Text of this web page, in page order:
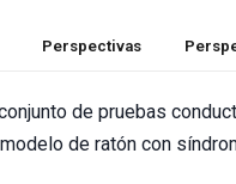
Perspectivas
de pruebas
de ratón con